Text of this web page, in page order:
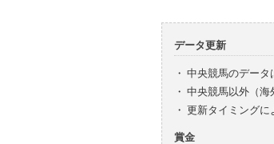
データ更新
・ 中央競馬のデータ
・ 中央競馬以外（海
・ 更新タイミングに
賞金